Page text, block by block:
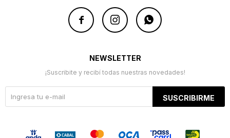
  
NEWSLETTER
¡Suscribite y recibí todas nuestras novedades!
SUSCRIBIRME